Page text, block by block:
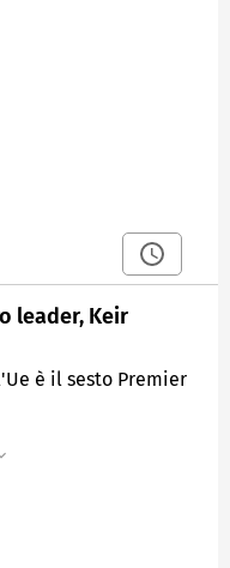
leader, Keir
è il sesto Premier